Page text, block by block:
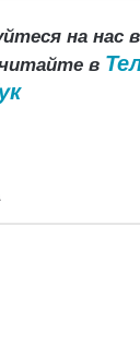
на нас
в